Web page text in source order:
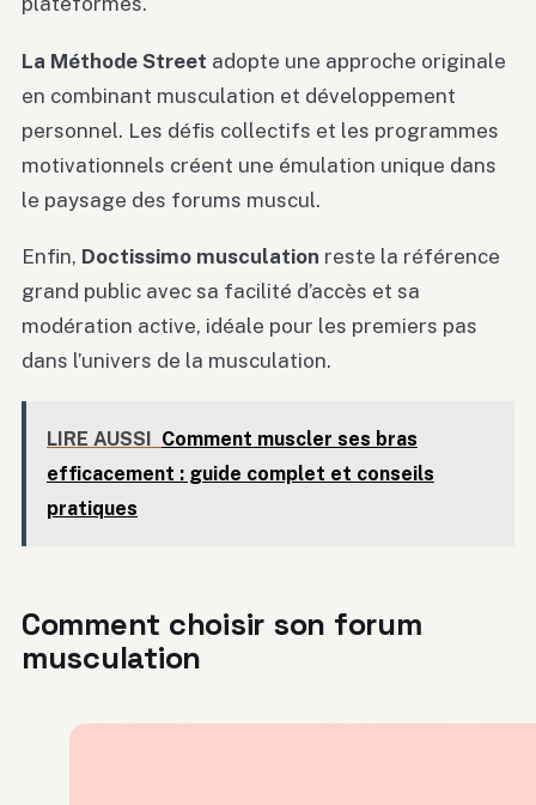
La Méthode Street adopte une approche originale
en combinant musculation et développement
personnel. Les défis collectifs et les programmes
motivationnels créent une émulation unique dans
le paysage des forums muscul.
Enfin, Doctissimo musculation reste la référence
grand public avec sa facilité d’accès et sa
modération active, idéale pour les premiers pas
dans l’univers de la musculation.
LIRE AUSSI Comment muscler ses bras
efficacement : guide complet et conseils
pratiques
Comment choisir son forum
musculation